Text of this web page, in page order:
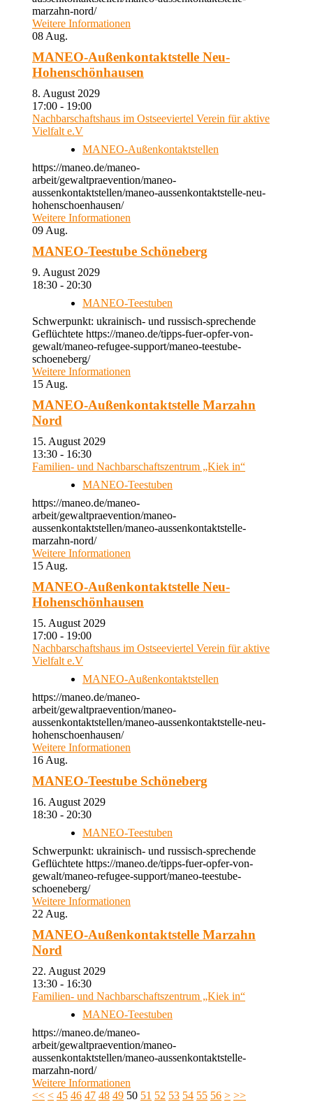
marzahn-nord/
Weitere Informationen
08 Aug.
MANEO-Außenkontaktstelle Neu-
Hohenschönhausen
8. August 2029
17:00 - 19:00
Nachbarschaftshaus im Ostseeviertel Verein für aktive
Vielfalt e.V
MANEO-Außenkontaktstellen
https://maneo.de/maneo-
arbeit/gewaltpraevention/maneo-
aussenkontaktstellen/maneo-aussenkontaktstelle-neu-
hohenschoenhausen/
Weitere Informationen
09 Aug.
MANEO-Teestube Schöneberg
9. August 2029
18:30 - 20:30
MANEO-Teestuben
Schwerpunkt: ukrainisch- und russisch-sprechende
Geflüchtete https://maneo.de/tipps-fuer-opfer-von-
gewalt/maneo-refugee-support/maneo-teestube-
schoeneberg/
Weitere Informationen
15 Aug.
MANEO-Außenkontaktstelle Marzahn
Nord
15. August 2029
13:30 - 16:30
Familien- und Nachbarschaftszentrum „Kiek in“
MANEO-Teestuben
https://maneo.de/maneo-
arbeit/gewaltpraevention/maneo-
aussenkontaktstellen/maneo-aussenkontaktstelle-
marzahn-nord/
Weitere Informationen
15 Aug.
MANEO-Außenkontaktstelle Neu-
Hohenschönhausen
15. August 2029
17:00 - 19:00
Nachbarschaftshaus im Ostseeviertel Verein für aktive
Vielfalt e.V
MANEO-Außenkontaktstellen
https://maneo.de/maneo-
arbeit/gewaltpraevention/maneo-
aussenkontaktstellen/maneo-aussenkontaktstelle-neu-
hohenschoenhausen/
Weitere Informationen
16 Aug.
MANEO-Teestube Schöneberg
16. August 2029
18:30 - 20:30
MANEO-Teestuben
Schwerpunkt: ukrainisch- und russisch-sprechende
Geflüchtete https://maneo.de/tipps-fuer-opfer-von-
gewalt/maneo-refugee-support/maneo-teestube-
schoeneberg/
Weitere Informationen
22 Aug.
MANEO-Außenkontaktstelle Marzahn
Nord
22. August 2029
13:30 - 16:30
Familien- und Nachbarschaftszentrum „Kiek in“
MANEO-Teestuben
https://maneo.de/maneo-
arbeit/gewaltpraevention/maneo-
aussenkontaktstellen/maneo-aussenkontaktstelle-
marzahn-nord/
Weitere Informationen
<< < 45 46 47 48 49 50 51 52 53 54 55 56 > >>